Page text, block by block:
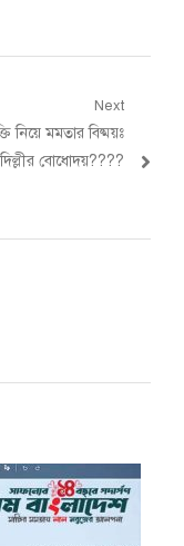
Next
নিয়ে মমতার বিষ্ময়ঃ
দিল্লীর বোধোদয়????